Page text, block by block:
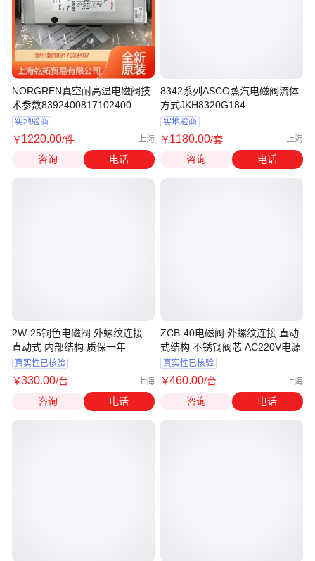
NORGREN真空耐高温电磁阀技
术参数8392400817102400
实地验商
￥1220.00/件 上海
咨询 电话
2W-25铜色电磁阀 外螺纹连接
直动式 内部结构 质保一年
真实性已核验
￥330.00/台 上海
咨询 电话
8342系列ASCO蒸汽电磁阀流体
方式JKH8320G184
实地验商
￥1180.00/套 上海
咨询 电话
ZCB-40电磁阀 外螺纹连接 直动
式结构 不锈钢阀芯 AC220V电源
真实性已核验
￥460.00/台 上海
咨询 电话